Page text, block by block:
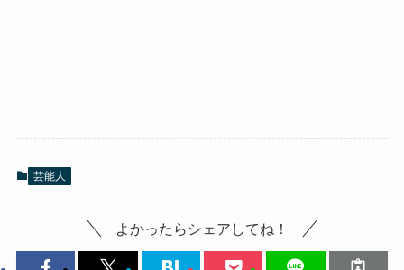
芸能人
よかったらシェアしてね！